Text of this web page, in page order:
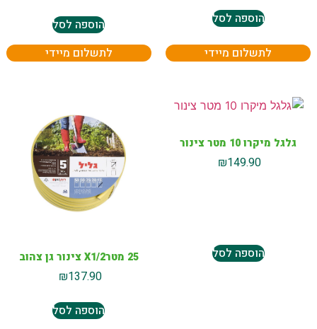
הוספה לסל
לתשלום מיידי
הוספה לסל
לתשלום מיידי
גלגל מיקרו 10 מטר צינור
₪149.90
הוספה לסל 25 מטרX1/2 צינור גן צהוב
₪137.90
הוספה לסל